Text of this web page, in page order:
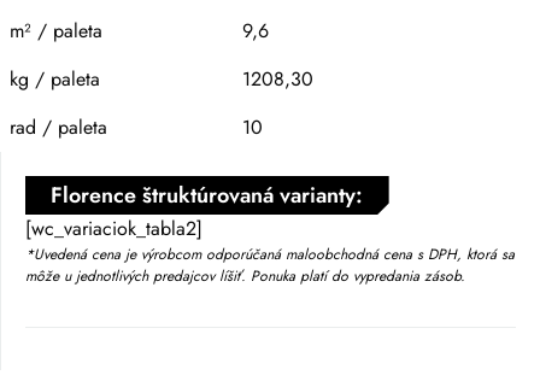
m² / paleta
9,6
kg / paleta
1208,30
rad / paleta
10
Florence štruktúrovaná varianty:
[wc_variaciok_tabla2]
*Uvedená cena je výrobcom odporúčaná maloobchodná cena s DPH, ktorá sa
môže u jednotlivých predajcov líšiť. Ponuka platí do vypredania zásob.